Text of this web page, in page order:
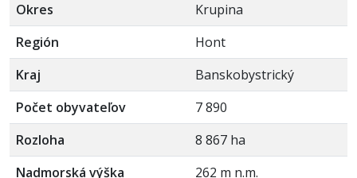
Okres
Krupina
Región
Hont
Kraj
Banskobystrický
Počet obyvateľov
7 890
Rozloha
8 867 ha
Nadmorská výška
262 m n.m.